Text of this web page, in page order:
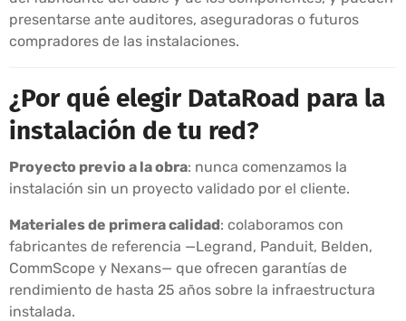
presentarse ante auditores, aseguradoras o futuros
compradores de las instalaciones.
¿Por qué elegir DataRoad para la
instalación de tu red?
Proyecto previo a la obra: nunca comenzamos la
instalación sin un proyecto validado por el cliente.
Materiales de primera calidad: colaboramos con
fabricantes de referencia —Legrand, Panduit, Belden,
CommScope y Nexans— que ofrecen garantías de
rendimiento de hasta 25 años sobre la infraestructura
instalada.